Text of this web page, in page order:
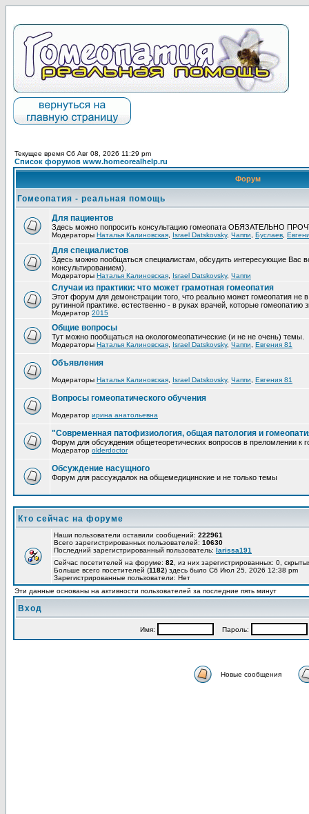
Текущее время Сб Авг 08, 2026 11:29 pm
Список форумов www.homeorealhelp.ru
Форум
Гомеопатия - реальная помощь
Для пациентов
Здесь можно попросить консультацию гомеопата ОБЯЗАТЕЛЬНО
Модераторы Наталья Калиновская Israel Datskovsky, Чаппи Буслаев
Для специалистов
Здесь можно пообщаться специалистам, обсудить интересующие Вас
консультированием).
Модераторы Наталья Калиновская Israel Datskovsky, Чаппи
Случаи из практики: что может грамотная гомеопатия
Этот форум для демонстрации того, что реально может гомеопатия не
рутинной практике. естественно - в руках врачей, которые гомеопатию
Модератор 2015
Общие вопросы
Тут можно пообщаться на окологомеопатические (и не не очень) темы.
Модераторы Наталья Калиновская Israel Datskovsky, Чаппи Евгения 81
Объявления
Модераторы Наталья Калиновская Israel Datskovsky, Чаппи Евгения 81
Вопросы гомеопатического обучения
Модератор ирина анатольевна
"Современная патофизиология, общая патология и
Форум для обсуждения общетеоретических вопросов в преломлении к
Модератор olderdoctor
Обсуждение насущного
Форум для рассуждалок на общемедицинские и не только темы
Кто сейчас на форуме
Наши пользователи оставили сообщений: 222961
Всего зарегистрированных пользователей: 10630
Последний зарегистрированный пользователь: larissa191
Сейчас посетителей на форуме: 82 , из них зарегистрированных: 0,
Больше всего посетителей (1182) здесь было Сб Июл 25, 2026 12:38 pm
Зарегистрированные пользователи: Нет
Эти данные основаны на активности пользователей за последние пять минут
Вход
Имя: Пароль:
Новые сообщения